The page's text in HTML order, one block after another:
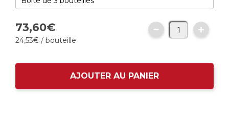
73,60€
24,53€ / bouteille
AJOUTER AU PANIER